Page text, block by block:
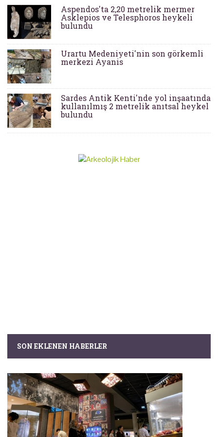
Aspendos'ta 2,20 metrelik mermer
Asklepios ve Telesphoros heykeli
bulundu
Urartu Medeniyeti'nin son görkemli
merkezi Ayanis
Sardes Antik Kenti'nde yol inşaatında
kullanılmış 2 metrelik anıtsal heykel
bulundu
SON EKLENEN HABERLER